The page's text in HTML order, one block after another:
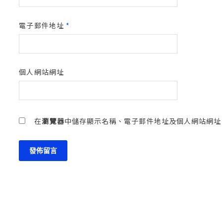
電子郵件地址 *
個人網站網址
在瀏覽器中儲存顯示名稱、電子郵件地址及個人網站網